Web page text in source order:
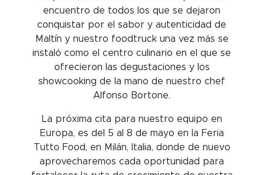
encuentro de todos los que se dejaron
conquistar por el sabor y autenticidad de
Maltín y nuestro foodtruck una vez más se
instaló como el centro culinario en el que se
ofrecieron las degustaciones y los
showcooking de la mano de nuestro chef
Alfonso Bortone.
La próxima cita para nuestro equipo en
Europa, es del 5 al 8 de mayo en la Feria
Tutto Food, en Milán, Italia, donde de nuevo
aprovecharemos cada oportunidad para